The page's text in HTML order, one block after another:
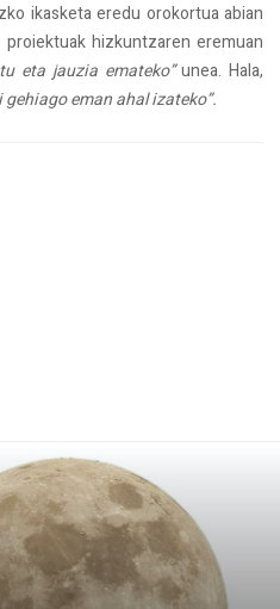
ikasketa eredu orokortua abian
hizkuntzaren eremuan
eta jauzia emateko”unea. Hala,
gehiago eman ahal izateko”.